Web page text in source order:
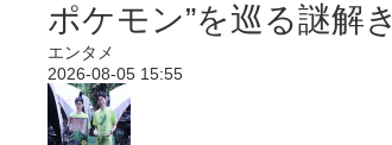
ポケモン”を巡る謎解き
エンタメ
2026-08-05 15:55